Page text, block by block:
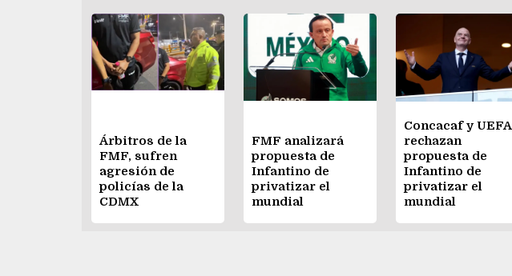
Árbitros de la
FMF, sufren
agresión de
policías de la
CDMX
FMF analizará
propuesta de
Infantino de
privatizar el
mundial
Concacaf y UEFA
rechazan
propuesta de
Infantino de
privatizar el
mundial